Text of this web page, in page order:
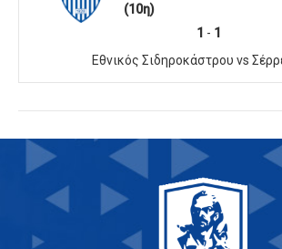
(10η)
1 - 1
Εθνικός Σιδηροκάστρου vs